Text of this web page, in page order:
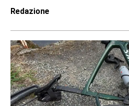
Redazione